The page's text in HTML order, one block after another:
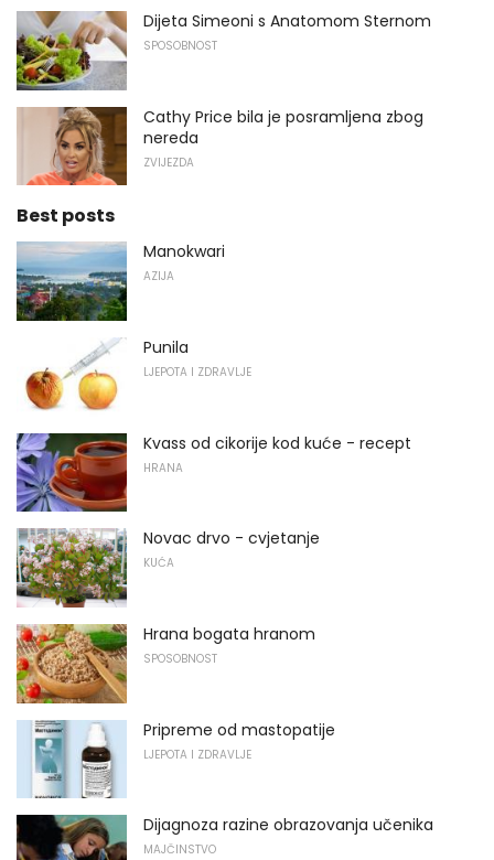
Dijeta Simeoni s Anatomom Sternom
SPOSOBNOST
Cathy Price bila je posramljena zbog
nereda
ZVIJEZDA
Best posts
Manokwari
AZIJA
Punila
LJEPOTA I ZDRAVLJE
Kvass od cikorije kod kuće - recept
HRANA
Novac drvo - cvjetanje
KUĆA
Hrana bogata hranom
SPOSOBNOST
Pripreme od mastopatije
LJEPOTA I ZDRAVLJE
Dijagnoza razine obrazovanja učenika
MAJČINSTVO